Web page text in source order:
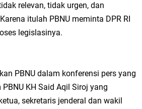
relevan, tidak urgen, dan
itulah PBNU meminta DPR RI
legislasinya.
PBNU dalam konferensi pers yang
KH Said Aqil Siroj yang
sekretaris jenderal dan wakil